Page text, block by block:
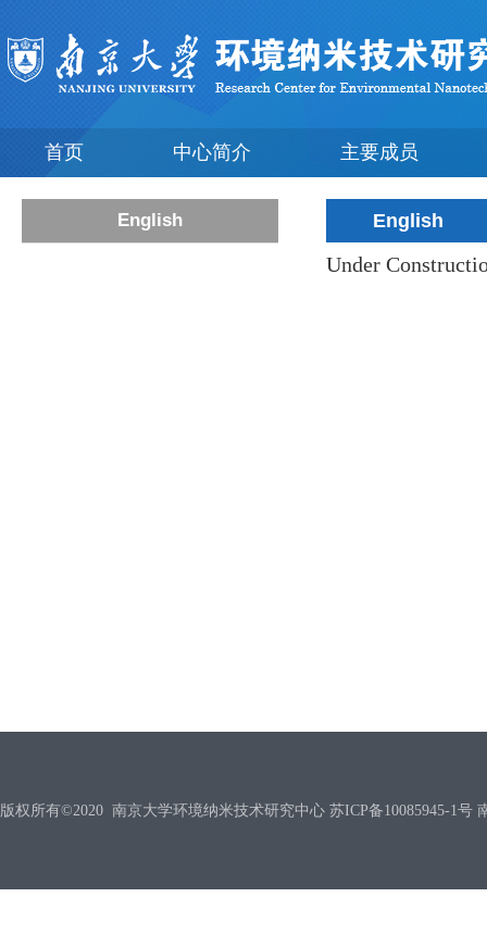
首页 中心简介 主要成员
English English
Under
版权所有©2020 南京大学环境纳米技术研究中心 苏ICP备10085945-1号